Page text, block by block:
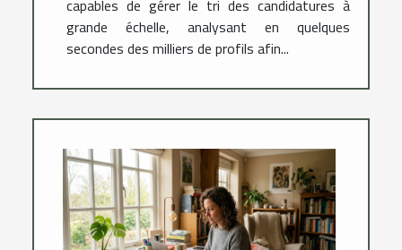
capables de gérer le tri des candidatures à
grande échelle, analysant en quelques
secondes des milliers de profils afin...